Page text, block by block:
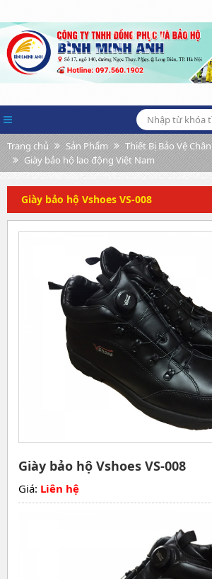
Trang chủ Sản Phẩm
Thiết Bị Bảo Vệ Chân
Giày bảo hộ lao động Việt Nam
Giày bảo hộ Vshoes VS-008
Giày bảo hộ Vshoes VS-008
Giá: Liên hệ